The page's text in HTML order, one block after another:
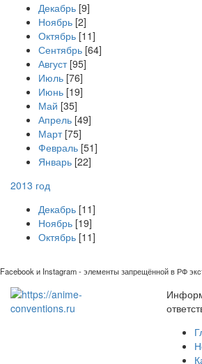
Декабрь [9]
Ноябрь [2]
Октябрь [11]
Сентябрь [64]
Август[95]
Июль [76]
Июнь [19]
Май [35]
Апрель [49]
Март[75]
Февраль [51]
Январь [22]
2013 год
Декабрь [11]
Ноябрь [19]
Октябрь [11]
Facebook и Instagram - элементы запрещённой в РФ